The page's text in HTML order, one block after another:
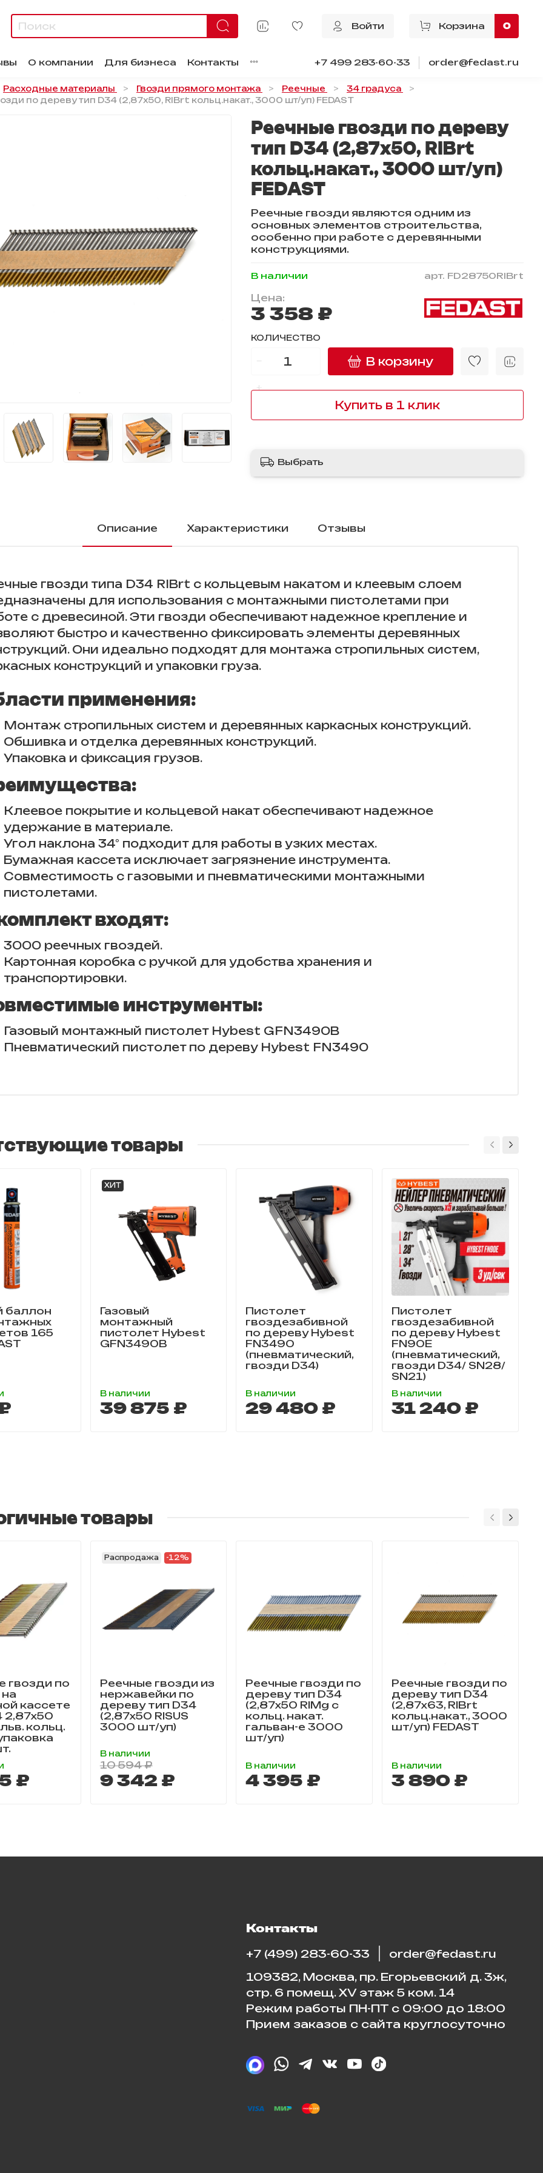
Войти Корзина 0
О компании Для бизнеса Контакты +7 499 283-60-33 order@fedast.ru
Расходные материалы Гвозди прямого монтажа Реечные
34 градуса
по дереву тип D34 (2,87х50, RIBrt кольц.накат., 3000 шт/уп) FEDAST
арт. FD28750RIBrt
В наличии
Реечные гвозди по дереву
тип D34 (2,87х50, RIBrt
кольц.накат., 3000 шт/уп)
FEDAST
Цена:
3 358 ₽
КОЛИЧЕСТВО
В корзину
Купить в 1 клик
Реечные гвозди являются одним из
основных элементов строительства,
особенно при работе с деревянными
конструкциями.
Выбрать
Описание Характеристики Отзывы
гвозди типа D34 RIBrt с кольцевым накатом и клеевым слоем
для использования с монтажными пистолетами при
с древесиной. Эти гвозди обеспечивают надежное крепление и
быстро и качественно фиксировать элементы деревянных
Они идеально подходят для монтажа стропильных систем,
конструкций и упаковки груза.
применения:
Монтаж стропильных систем и деревянных каркасных конструкций.
Обшивка и отделка деревянных конструкций.
Упаковка и фиксация грузов.
Клеевое покрытие и кольцевой накат обеспечивают надежное
удержание в материале.
Угол наклона 34° подходит для работы в узких местах.
Бумажная кассета исключает загрязнение инструмента.
Совместимость с газовыми и пневматическими монтажными
пистолетами.
входят:
3000 реечных гвоздей.
Картонная коробка с ручкой для удобства хранения и
транспортировки.
инструменты:
Газовый монтажный пистолет Hybest GFN3490B
Пневматический пистолет по дереву Hybest FN3490
товары
баллон
165
ХИТ
Газовый
монтажный
пистолет Hybest
GFN3490B
В наличии
39 875 ₽
Пистолет
гвоздезабивной
по дереву Hybest
FN3490
(пневматический,
гвозди D34)
В наличии
29 480 ₽
Пистолет
гвоздезабивной
по дереву Hybest
FN90E
(пневматический,
гвозди D34/ SN28/
SN21)
В наличии
31 240 ₽
товары
гвозди по
кассете
2,87х50
кольц.
₽
Распродажа -12%
Реечные гвозди из
нержавейки по
дереву тип D34
(2,87х50 RISUS
3000 шт/уп)
В наличии
10 594 ₽
9 342 ₽
Реечные гвозди по
дереву тип D34
(2,87х50 RIMg с
кольц. накат.
гальван-е 3000
шт/уп)
В наличии
4 395 ₽
Реечные гвозди по
дереву тип D34
(2,87х63, RIBrt
кольц.накат., 3000
шт/уп) FEDAST
В наличии
3 890 ₽
Контакты
+7 (499) 283-60-33
order@fedast.ru
109382, Москва, пр. Егорьевский д. 3ж,
стр. 6 помещ. XV этаж 5 ком. 14
Режим работы ПН-ПТ с 09:00 до 18:00
Прием заказов с сайта круглосуточно